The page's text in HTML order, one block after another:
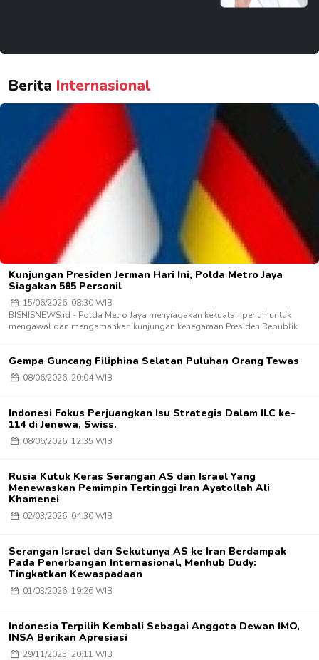
Berita Internasional
Kunjungan Presiden Jerman Hari Ini, Polda Metro Jaya
Siagakan 585 Personil
15/06/2026, 08:30 WIB
BISNISNEWS.id - Polda Metro Jaya menyiagakan kekuatan penuh untuk
mengawal dan mengamankan kunjungan kenegaraan Presiden Republik
Gempa Guncang Filiphina Selatan Puluhan Orang Tewas
08/06/2026, 20:04 WIB
Indonesi Fokus Perjuangkan Isu Strategis Dalam ILC ke-
114 di Jenewa, Swiss.
08/06/2026, 12:35 WIB
Rusia Kutuk Keras Serangan AS dan Israel Yang
Menewaskan Pemimpin Tertinggi Iran Ayatollah Ali
Khamenei
02/03/2026, 04:30 WIB
Serangan Israel dan Sekutunya AS ke Iran Berdampak
Pada Penerbangan Internasional, Menhub Dudy:
Tingkatkan Kewaspadaan
01/03/2026, 19:26 WIB
Indonesia Terpilih Kembali Sebagai Anggota Dewan IMO,
INSA Berikan Apresiasi
29/11/2025, 20:11 WIB